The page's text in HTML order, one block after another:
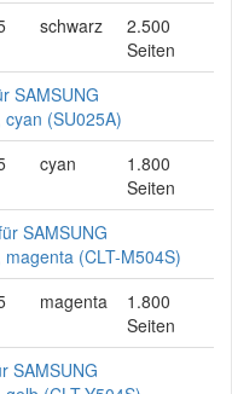
schwarz
2.500
Seiten
SAMSUNG
(SU025A)
cyan
1.800
Seiten
SAMSUNG
(CLT-M504S)
magenta
1.800
Seiten
SAMSUNG